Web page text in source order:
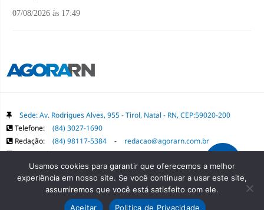
07/08/2026 às 17:49
Sede: Av. Rodrigues Alves, 955 - Tirol, Natal - RN, CEP:59020-200
Telefone:
(84) 3027-1690
Redação:
(84) 98117-5384 -
redacao@agorarn.com.br
Comercial: (84) 98117-1718 - publica@agorarn.com.br
Copyright Grupo Agora RN. Todos os direitos reservados. É proibida a
reprodução do conteúdo desta página em qualquer meio de comunicação,
Usamos cookies para garantir que oferecemos a melhor
experiência em nosso site. Se você continuar a usar este site,
assumiremos que você está satisfeito com ele.
Aceitar
Politica de Privacidade